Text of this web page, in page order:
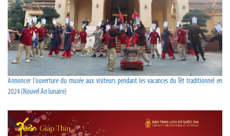
Annoncer l’ouverture du musée aux visiteurs pendant les vacances du Têt traditionnel en
2024 (Nouvel An lunaire)